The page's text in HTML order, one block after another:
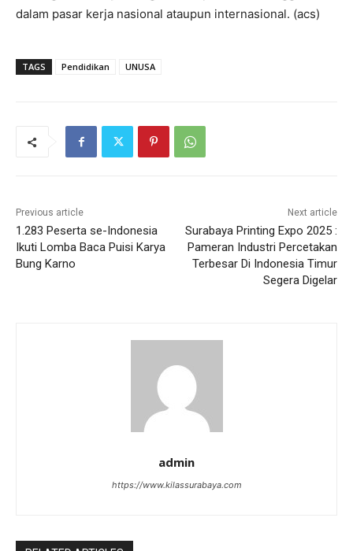
dalam pasar kerja nasional ataupun internasional. (acs)
TAGS Pendidikan UNUSA
Previous article
1.283 Peserta se-Indonesia
Ikuti Lomba Baca Puisi Karya
Bung Karno
Next article
Surabaya Printing Expo 2025 :
Pameran Industri Percetakan
Terbesar Di Indonesia Timur
Segera Digelar
admin
https://www.kilassurabaya.com